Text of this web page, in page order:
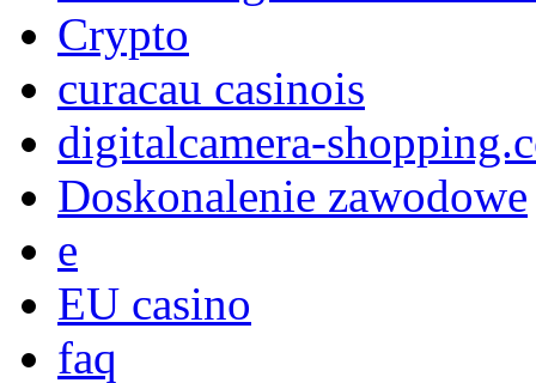
Crypto
curacau casinois
digitalcamera-
Doskonalenie zawodowe
e
EU casino
faq